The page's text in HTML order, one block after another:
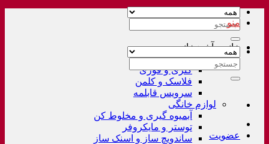
جستجو
خانه و آشپزخانه
لوازم خانگی غیر برقی
کتری و قوری
فلاسک و کلمن
سرویس قابلمه
لوازم خانگی
آبمیوه گیری و مخلوط کن
توستر و مایکروفر
ساندویچ ساز و اسنک ساز
منو
جستجو
عضویت